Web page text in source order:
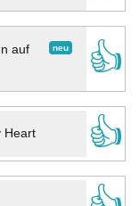
neu
auf
👍
Heart
👍